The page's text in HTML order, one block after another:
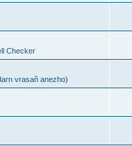
Checker
vrasañ anezho)